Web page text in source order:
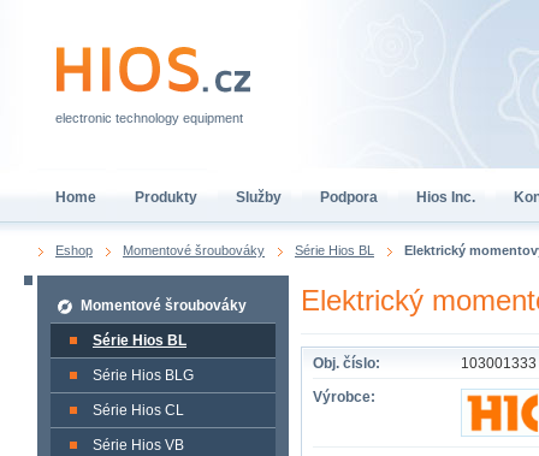
Eshop Momentové šroubováky Série Hios BL Elektrický
Elektrický
Obj. číslo:
103001333
Výrobce:
Momentové šroubováky
Série Hios BL
Série Hios BLG
Série Hios CL
Série Hios VB
electronic technology equipment
Home Produkty Služby Podpora Hios Inc.